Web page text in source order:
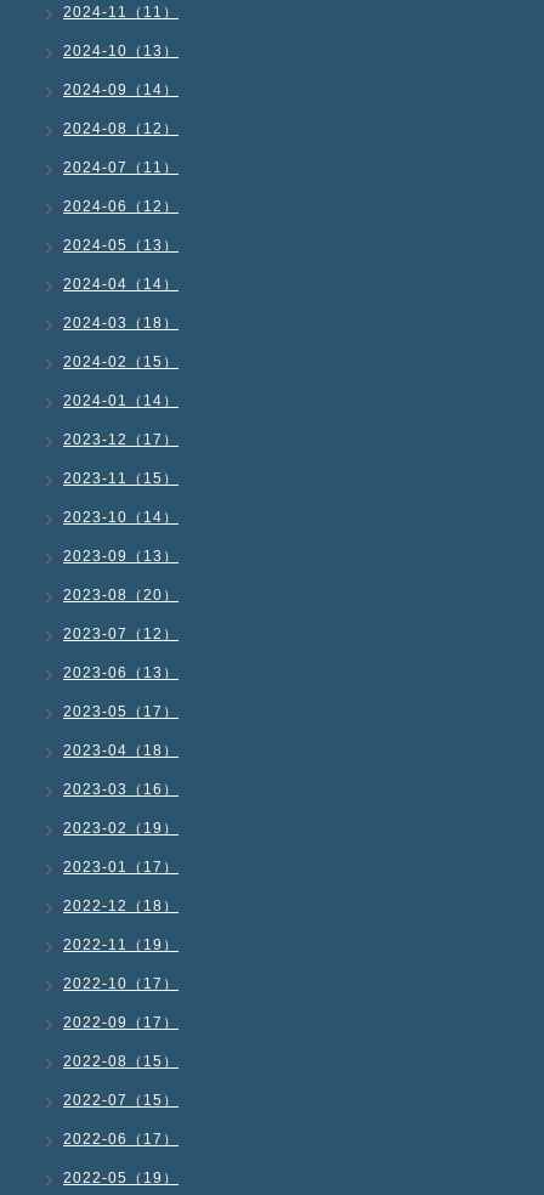
2024-11（11）
2024-10（13）
2024-09（14）
2024-08（12）
2024-07（11）
2024-06（12）
2024-05（13）
2024-04（14）
2024-03（18）
2024-02（15）
2024-01（14）
2023-12（17）
2023-11（15）
2023-10（14）
2023-09（13）
2023-08（20）
2023-07（12）
2023-06（13）
2023-05（17）
2023-04（18）
2023-03（16）
2023-02（19）
2023-01（17）
2022-12（18）
2022-11（19）
2022-10（17）
2022-09（17）
2022-08（15）
2022-07（15）
2022-06（17）
2022-05（19）